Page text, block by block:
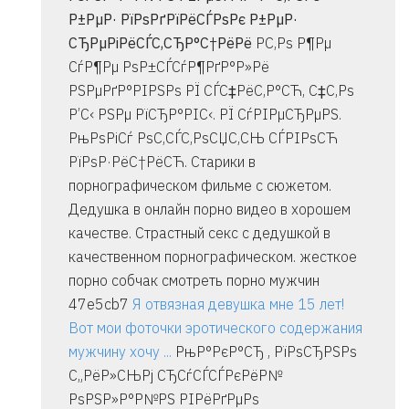
Р±РµР· РїРѕРґРїРёСЃРѕРє Р±РµР·
СЂРµРіРёСЃС‚СЂР°С†РёРё Р­С‚Рѕ Р¶Рµ
СѓР¶Рµ РѕР±СЃСѓР¶РґР°Р»Рё
РЅРµРґР°РІРЅРѕ РЇ СЃС‡РёС‚Р°СЋ, С‡С‚Рѕ
Р’С‹ РЅРµ РїСЂР°РІС‹. РЇ СѓРІРµСЂРµРЅ.
РњРѕРіСѓ РѕС‚СЃС‚РѕСЏС‚СЊ СЃРІРѕСЋ
РїРѕР·РёС†РёСЋ. Старики в
порнографическом фильме с сюжетом.
Дедушка в онлайн порно видео в хорошем
качестве. Страстный секс с дедушкой в
качественном порнографическом. жесткое
порно собчак смотреть порно мужчин
47e5cb7 Я отвязная девушка мне 15 лет!
Вот мои фоточки эротического содержания
мужчину хочу ... РњР°РєР°СЂ , РїРѕСЂРЅРѕ
С„РёР»СЊРј СЂСѓСЃСЃРєРёР№
РѕРЅР»Р°Р№РЅ РІРёРґРµРѕ